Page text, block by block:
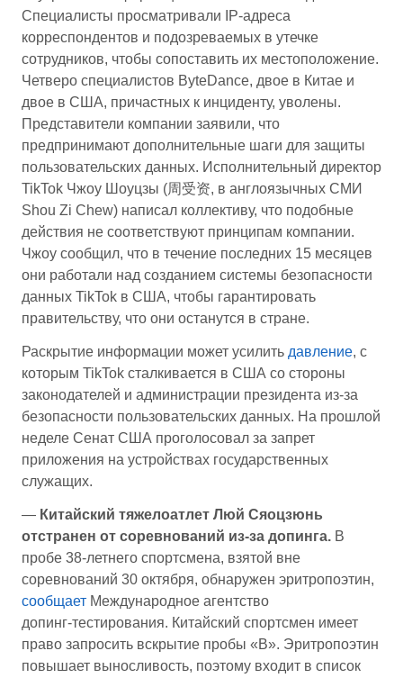
Специалисты просматривали IP-адреса
корреспондентов и подозреваемых в утечке
сотрудников, чтобы сопоставить их местоположение.
Четверо специалистов ByteDance, двое в Китае и
двое в США, причастных к инциденту, уволены.
Представители компании заявили, что
предпринимают дополнительные шаги для защиты
пользовательских данных. Исполнительный директор
TikTok Чжоу Шоуцзы (周受资, в англоязычных СМИ
Shou Zi Chew) написал коллективу, что подобные
действия не соответствуют принципам компании.
Чжоу сообщил, что в течение последних 15 месяцев
они работали над созданием системы безопасности
данных TikTok в США, чтобы гарантировать
правительству, что они останутся в стране.
Раскрытие информации может усилить давление, с
которым TikTok сталкивается в США со стороны
законодателей и администрации президента из-за
безопасности пользовательских данных. На прошлой
неделе Сенат США проголосовал за запрет
приложения на устройствах государственных
служащих.
— Китайский тяжелоатлет Люй Сяоцзюнь
отстранен от соревнований из-за допинга. В
пробе 38‑летнего спортсмена, взятой вне
соревнований 30 октября, обнаружен эритропоэтин,
сообщает Международное агентство
допинг‑тестирования. Китайский спортсмен имеет
право запросить вскрытие пробы «B». Эритропоэтин
повышает выносливость, поэтому входит в список